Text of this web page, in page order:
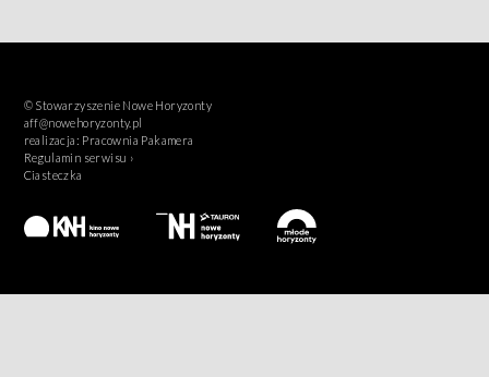
© Stowarzyszenie Nowe Horyzonty
aff@nowehoryzonty.pl
realizacja: Pracownia Pakamera
Regulamin serwisu ›
Ciasteczka